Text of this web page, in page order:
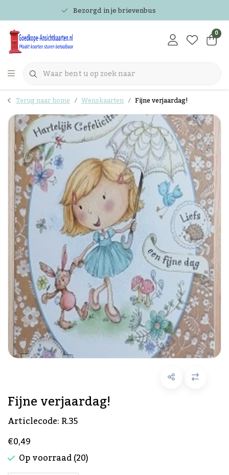
Bezorgd in je brievenbus
0
Terug naar home Wenskaarten Fijne verjaardag!
Fijne verjaardag!
Articlecode:R.35
€0,49
Op voorraad (20)